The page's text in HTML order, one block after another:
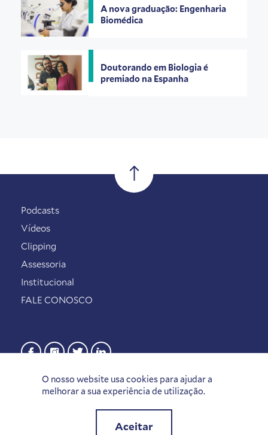
A nova graduação: Engenharia
Biomédica
Doutorando em Biologia é
premiado na Espanha
O nosso website usa cookies para ajudar a
melhorar a sua experiência de utilização.
Aceitar
Podcasts
Vídeos
Clipping
Assessoria
Institucional
FALE CONOSCO